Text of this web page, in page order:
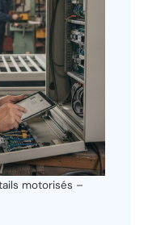
motorisés –